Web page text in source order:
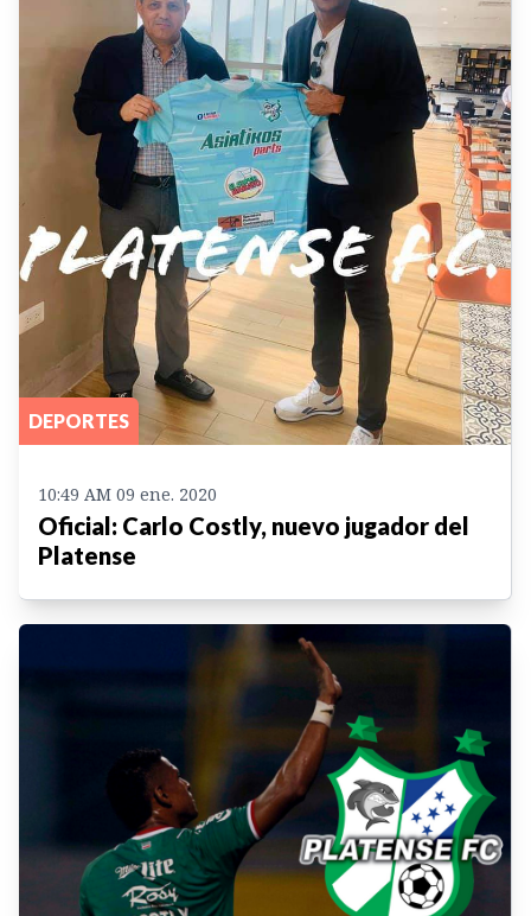
DEPORTES
10:49 AM 09 ene. 2020
Oficial: Carlo Costly, nuevo jugador del
Platense